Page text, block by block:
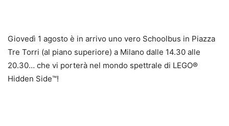
Giovedì 1 agosto è in arrivo uno vero Schoolbus in Piazza
Tre Torri (al piano superiore) a Milano dalle 14.30 alle
20.30… che vi porterà nel mondo spettrale di LEGO®
Hidden Side™!